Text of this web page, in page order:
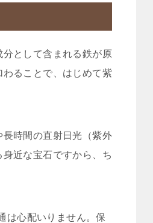
として含まれる鉄が原
ることで、はじめて紫
時間の直射日光（紫外
近な宝石ですから、ち
は心配いりません。保